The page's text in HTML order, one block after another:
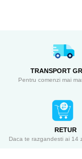
TRANSPORT
Pentru comenzi mai
RETUR
Daca te razgandesti ai 14